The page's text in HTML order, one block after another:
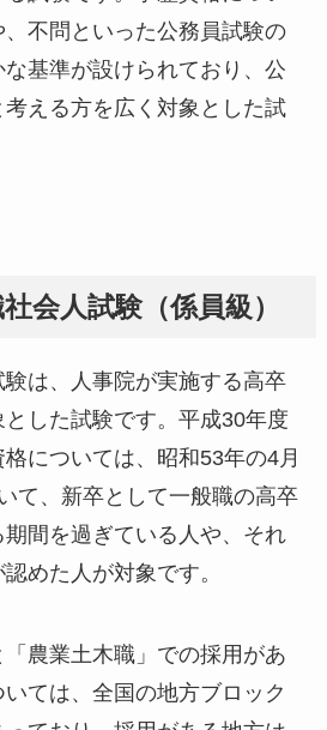
不問といった公務員試験の
基準が設けられており、公
える方を広く対象とした試
会人試験（係員級）
は、人事院が実施する高卒
した試験です。平成30年度
については、昭和53年の4月
て、新卒として一般職の高卒
間を過ぎている人や、それ
めた人が対象です。
農業土木職」での採用があ
ては、全国の地方ブロック